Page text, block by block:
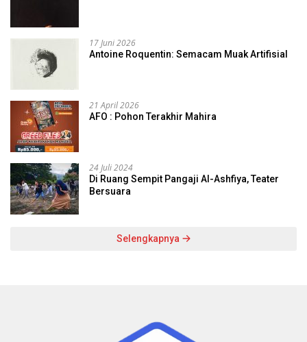
17 Juni 2026
Antoine Roquentin: Semacam Muak Artifisial
21 April 2026
AFO : Pohon Terakhir Mahira
24 Juli 2024
Di Ruang Sempit Pangaji Al-Ashfiya, Teater
Bersuara
Selengkapnya